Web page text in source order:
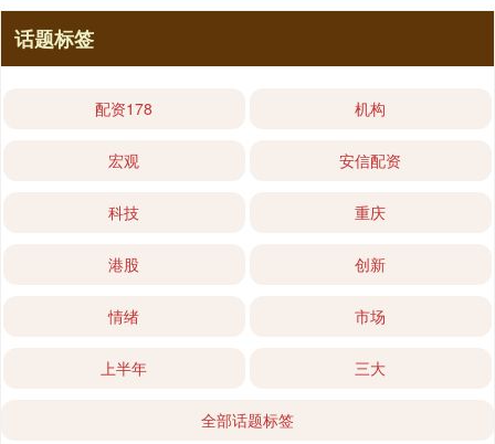
话题标签
配资178 机构
宏观 安信配资
科技 重庆
港股 创新
情绪 市场
上半年 三大
全部话题标签